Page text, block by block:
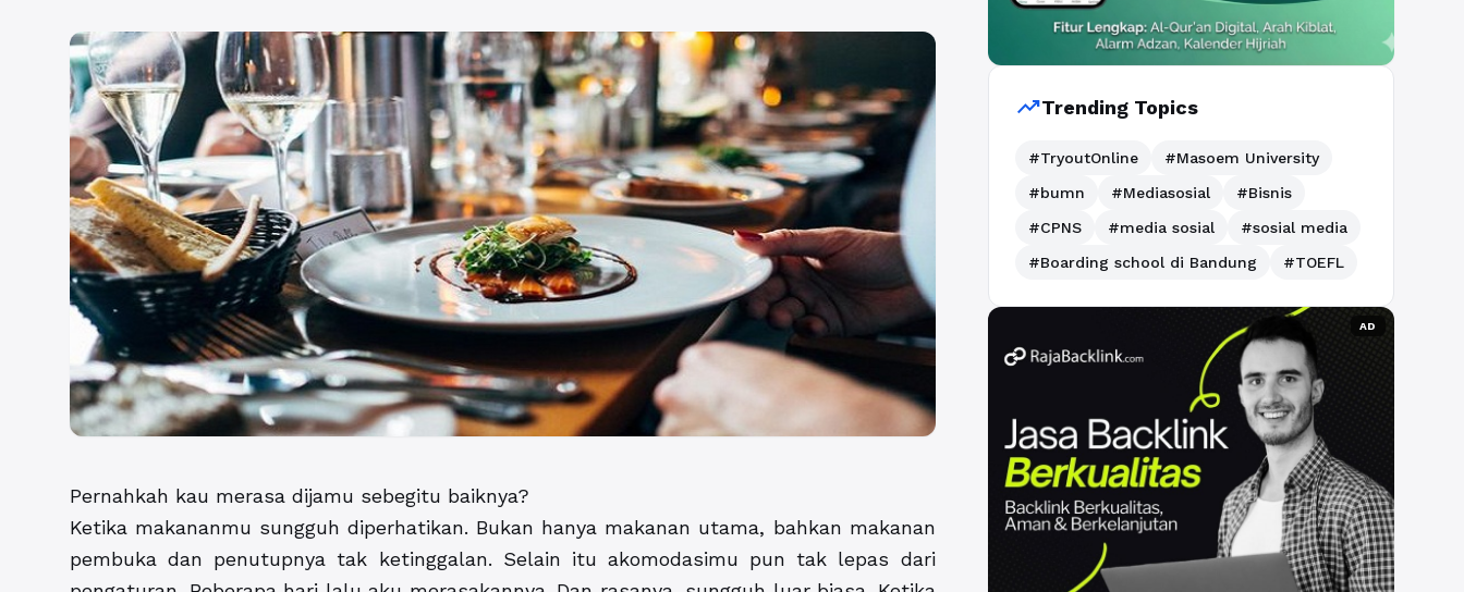
Pernahkah kau merasa dijamu sebegitu baiknya?
Ketika makananmu sungguh diperhatikan. Bukan hanya makanan utama, bahkan makanan
pembuka dan penutupnya tak ketinggalan. Selain itu akomodasimu pun tak lepas dari
trending_upTrending Topics
#TryoutOnline
#Masoem University
#bumn
#Mediasosial
#Bisnis
#CPNS
#media sosial
#sosial media
#Boarding school di Bandung
#TOEFL
AD